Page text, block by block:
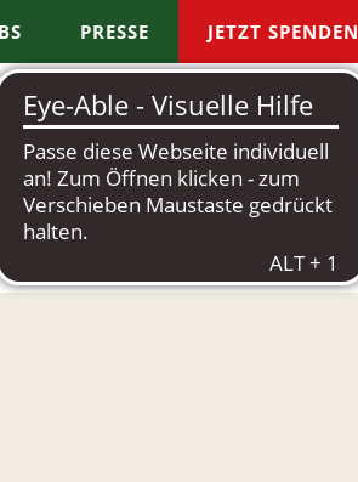
PRESSE JETZT SPENDEN